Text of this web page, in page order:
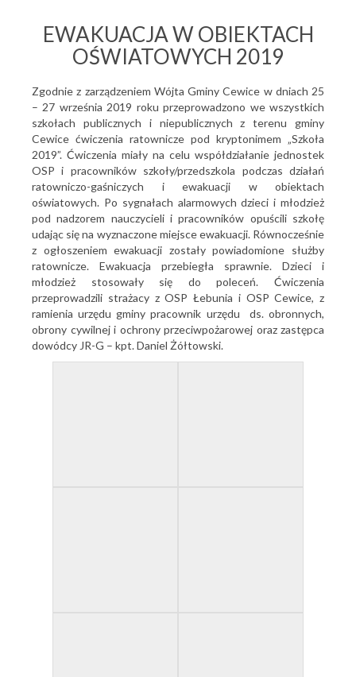
EWAKUACJA W OBIEKTACH
OŚWIATOWYCH 2019
Zgodnie z zarządzeniem Wójta Gminy Cewice w dniach 25
– 27 września 2019 roku przeprowadzono we wszystkich
szkołach publicznych i niepublicznych z terenu gminy
Cewice ćwiczenia ratownicze pod kryptonimem „Szkoła
2019”. Ćwiczenia miały na celu współdziałanie jednostek
OSP i pracowników szkoły/przedszkola podczas działań
ratowniczo-gaśniczych i ewakuacji w obiektach
oświatowych. Po sygnałach alarmowych dzieci i młodzież
pod nadzorem nauczycieli i pracowników opuścili szkołę
udając się na wyznaczone miejsce ewakuacji. Równocześnie
z ogłoszeniem ewakuacji zostały powiadomione służby
ratownicze. Ewakuacja przebiegła sprawnie. Dzieci i
młodzież stosowały się do poleceń. Ćwiczenia
przeprowadzili strażacy z OSP Łebunia i OSP Cewice, z
ramienia urzędu gminy pracownik urzędu ds. obronnych,
obrony cywilnej i ochrony przeciwpożarowej oraz zastępca
dowódcy JR-G – kpt. Daniel Żółtowski.